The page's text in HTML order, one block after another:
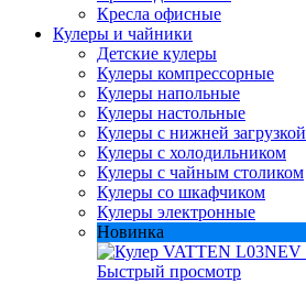
Кресла офисные
Кулеры и чайники
Детские кулеры
Кулеры компрессорные
Кулеры напольные
Кулеры настольные
Кулеры с нижней загрузкой
Кулеры с холодильником
Кулеры с чайным столиком
Кулеры со шкафчиком
Кулеры электронные
Новинка
Быстрый просмотр